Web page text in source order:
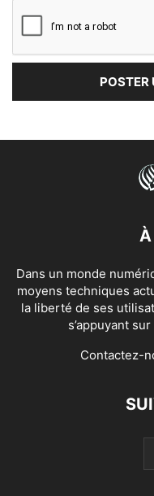
À
Dans un monde
moyens techniques
la liberté de ses
s’appuyant
Contactez-